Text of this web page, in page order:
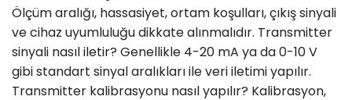
Ölçüm aralığı, hassasiyet, ortam koşulları, çıkış sinyali
ve cihaz uyumluluğu dikkate alınmalıdır. Transmitter
sinyali nasıl iletir? Genellikle 4-20 mA ya da 0-10 V
gibi standart sinyal aralıkları ile veri iletimi yapılır.
Transmitter kalibrasyonu nasıl yapılır? Kalibrasyon,